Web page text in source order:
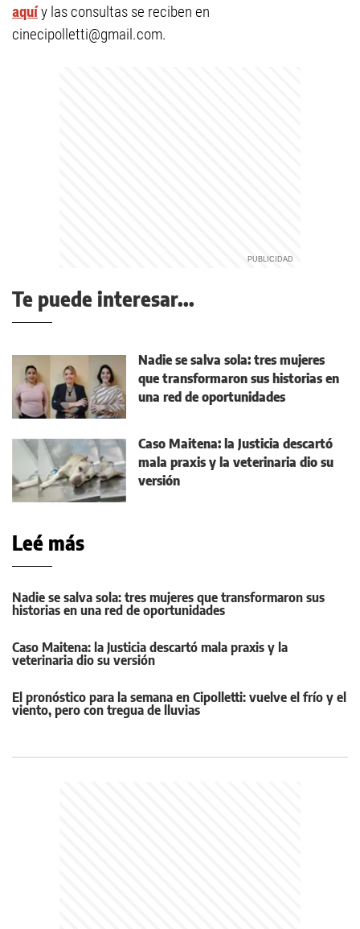
aquíy las consultas se reciben en
cinecipolletti@gmail.com.
Te puede interesar...
Nadie se salva sola: tres mujeres
que transformaron sus historias en
una red de oportunidades
Caso Maitena: la Justicia descartó
mala praxis y la veterinaria dio su
versión
Leé más
Nadie se salva sola: tres mujeres que transformaron sus
historias en una red de oportunidades
Caso Maitena: la Justicia descartó mala praxis y la
veterinaria dio su versión
El pronóstico para la semana en Cipolletti: vuelve el frío y el
viento, pero con tregua de lluvias